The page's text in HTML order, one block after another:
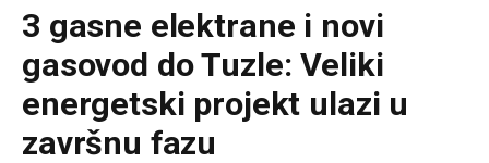
3 gasne elektrane i novi
gasovod do Tuzle: Veliki
energetski projekt ulazi u
završnu fazu